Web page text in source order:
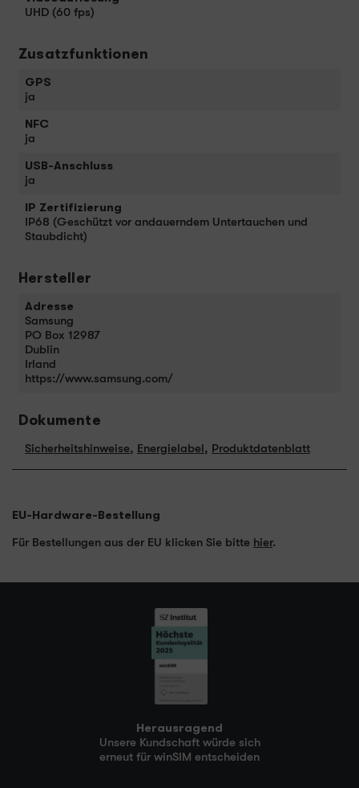
UHD (60 fps)
Zusatzfunktionen
GPS
ja
NFC
ja
USB-Anschluss
ja
IP Zertifizierung
IP68 (Geschützt vor andauerndem Untertauchen und
Staubdicht)
Hersteller
Adresse
Samsung
PO Box 12987
Dublin
Irland
https://www.samsung.com/
Dokumente
Sicherheitshinweise, Energielabel, Produktdatenblatt
EU-Hardware-Bestellung
Für Bestellungen aus der EU klicken Sie bitte hier.
Herausragend
Unsere Kundschaft würde sich
erneut für winSIM entscheiden